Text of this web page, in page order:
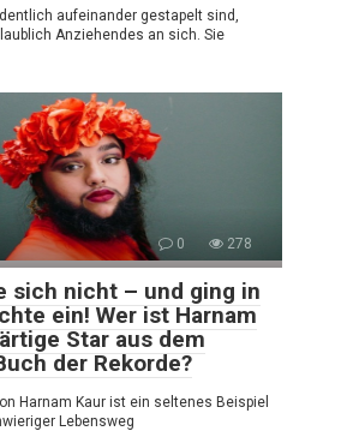
aufeinander gestapelt sind,
Anziehendes an sich. Sie
0 278
sich nicht – und ging in
ein! Wer ist Harnam
Star aus dem
der Rekorde?
Harnam Kaur ist ein seltenes Beispiel
Lebensweg